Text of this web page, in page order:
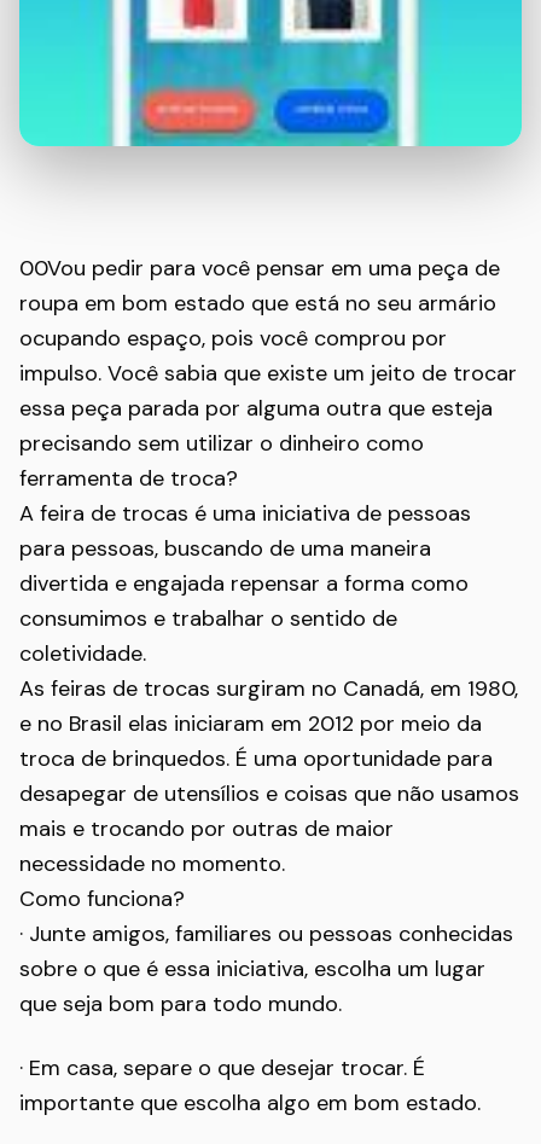
00Vou pedir para você pensar em uma peça de
roupa em bom estado que está no seu armário
ocupando espaço, pois você comprou por
impulso. Você sabia que existe um jeito de trocar
essa peça parada por alguma outra que esteja
precisando sem utilizar o dinheiro como
ferramenta de troca?
A feira de trocas é uma iniciativa de pessoas
para pessoas, buscando de uma maneira
divertida e engajada repensar a forma como
consumimos e trabalhar o sentido de
coletividade.
As feiras de trocas surgiram no Canadá, em 1980,
e no Brasil elas iniciaram em 2012 por meio da
troca de brinquedos. É uma oportunidade para
desapegar de utensílios e coisas que não usamos
mais e trocando por outras de maior
necessidade no momento.
Como funciona?
· Junte amigos, familiares ou pessoas conhecidas
sobre o que é essa iniciativa, escolha um lugar
que seja bom para todo mundo.
· Em casa, separe o que desejar trocar. É
importante que escolha algo em bom estado.